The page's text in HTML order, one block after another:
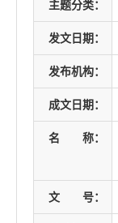
主题分类：
发文日期：
发布机构：
成文日期：
名 称：
文 号：